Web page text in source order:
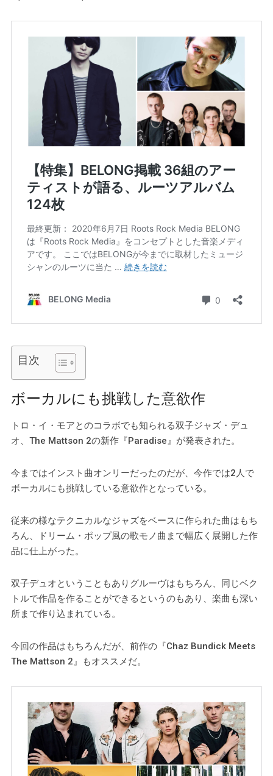
目次
ボーカルにも挑戦した意欲作
トロ・イ・モアとのコラボでも知られる双子ジャズ・デュ
オ、The Mattson 2の新作『Paradise』が発表された。
今まではインスト曲オンリーだったのだが、今作では2人で
ボーカルにも挑戦している意欲作となっている。
従来の様なテクニカルなジャズをベースに作られた曲はもち
ろん、ドリーム・ポップ風の歌モノ曲まで幅広く展開した作
品に仕上がった。
双子デュオということもありグルーヴはもちろん、同じベク
トルで作品を作ることができるというのもあり、楽曲も深い
所まで作り込まれている。
今回の作品はもちろんだが、前作の『Chaz Bundick Meets
The Mattson 2』もオススメだ。